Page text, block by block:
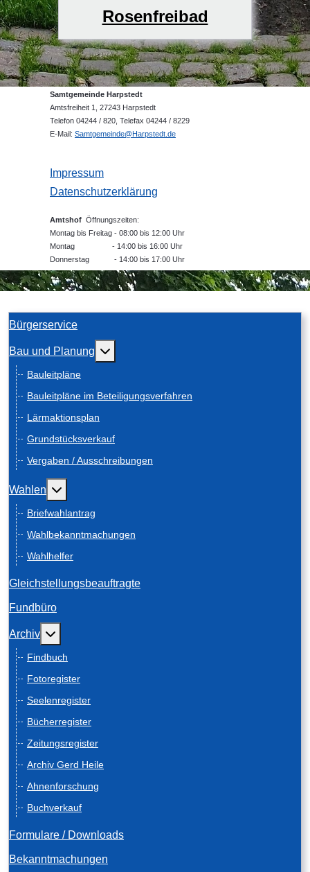
Rosenfreibad
Samtgemeinde Harpstedt
Amtsfreiheit 1, 27243 Harpstedt
Telefon 04244 / 820, Telefax 04244 / 8229
E-Mail: Samtgemeinde@Harpstedt.de
Impressum
Datenschutzerklärung
Amtshof Öffnungszeiten:
Montag bis Freitag - 08:00 bis 12:00 Uhr
Montag - 14:00 bis 16:00 Uhr
Donnerstag - 14:00 bis 17:00 Uhr
Bürgerservice
Bau und Planung Weitere Informationen: Bau und Planung
Bauleitpläne
Bauleitpläne im Beteiligungsverfahren
Lärmaktionsplan
Grundstücksverkauf
Vergaben / Ausschreibungen
Wahlen Weitere Informationen: Wahlen
Briefwahlantrag
Wahlbekanntmachungen
Wahlhelfer
Gleichstellungsbeauftragte
Fundbüro
Archiv Weitere Informationen: Archiv
Findbuch
Fotoregister
Seelenregister
Bücherregister
Zeitungsregister
Archiv Gerd Heile
Ahnenforschung
Buchverkauf
Formulare / Downloads
Bekanntmachungen